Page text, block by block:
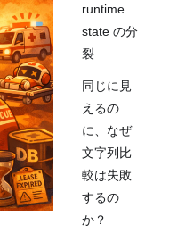
runtime
state の分
裂
同じに見
えるの
に、なぜ
文字列比
較は失敗
するの
か？